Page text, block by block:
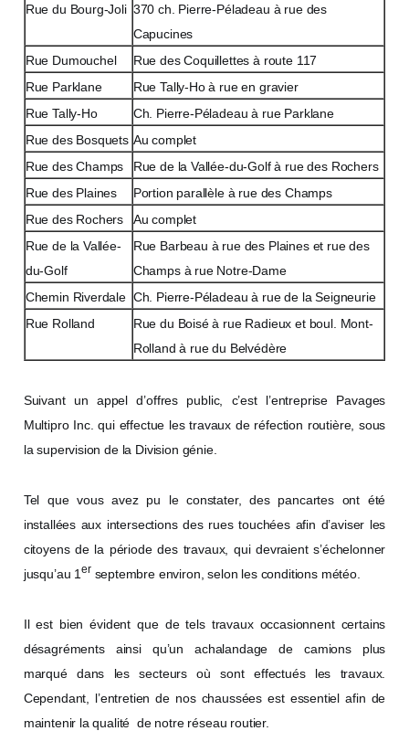
Rue du Bourg-Joli 370 ch. Pierre-Péladeau à rue des
Capucines
Rue Dumouchel
Rue des Coquillettes à route 117
Rue Parklane
Rue Tally-Ho à rue en gravier
Rue Tally-Ho
Ch. Pierre-Péladeau à rue Parklane
Rue des Bosquets Au complet
Rue des Champs
Rue de la Vallée-du-Golf à rue des Rochers
Rue des Plaines
Portion parallèle à rue des Champs
Rue des Rochers
Au complet
Rue de la Vallée-
du-Golf
Rue Barbeau à rue des Plaines et rue des
Champs à rue Notre-Dame
Chemin Riverdale Ch. Pierre-Péladeau à rue de la Seigneurie
Rue Rolland
Rue du Boisé à rue Radieux et boul. Mont-
Rolland à rue du Belvédère
Suivant un appel d’offres public, c’est l’entreprise Pavages
Multipro Inc. qui effectue les travaux de réfection routière, sous
la supervision de la Division génie.
Tel que vous avez pu le constater, des pancartes ont été
installées aux intersections des rues touchées afin d’aviser les
citoyens de la période des travaux, qui devraient s’échelonner
jusqu’au 1er septembre environ, selon les conditions météo.
Il est bien évident que de tels travaux occasionnent certains
désagréments ainsi qu’un achalandage de camions plus
marqué dans les secteurs où sont effectués les travaux.
Cependant, l’entretien de nos chaussées est essentiel afin de
maintenir la qualité de notre réseau routier.